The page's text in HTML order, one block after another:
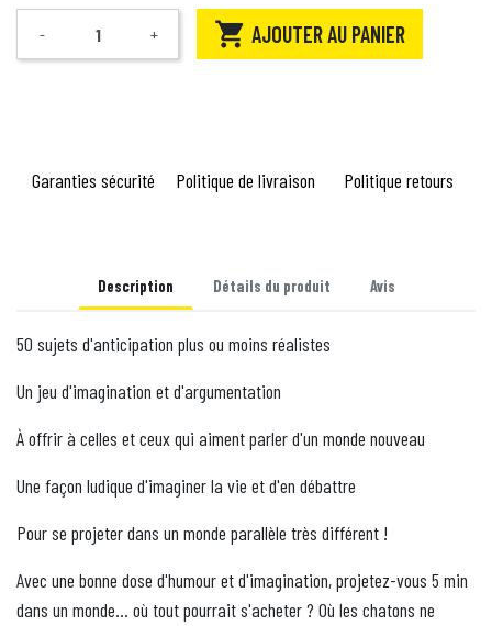
Quantité
- +  AJOUTER AU PANIER
Garanties sécurité Politique de livraison Politique retours
Description Détails du produit Avis
50 sujets d'anticipation plus ou moins réalistes
Un jeu d'imagination et d'argumentation
À offrir à celles et ceux qui aiment parler d'un monde nouveau
Une façon ludique d'imaginer la vie et d'en débattre
Pour se projeter dans un monde parallèle très différent !
Avec une bonne dose d'humour et d'imagination, projetez-vous 5 min
dans un monde... où tout pourrait s'acheter ? Où les chatons ne